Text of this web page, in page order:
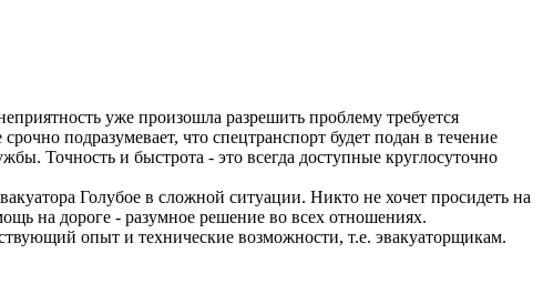
уже произошла разрешить проблему требуется
подразумевает, что спецтранспорт будет подан в течение
Точность и быстрота - это всегда доступные круглосуточно
Голубое в сложной ситуации. Никто не хочет просидеть на
на дороге - разумное решение во всех отношениях.
опыт и технические возможности, т.е. эвакуаторщикам.